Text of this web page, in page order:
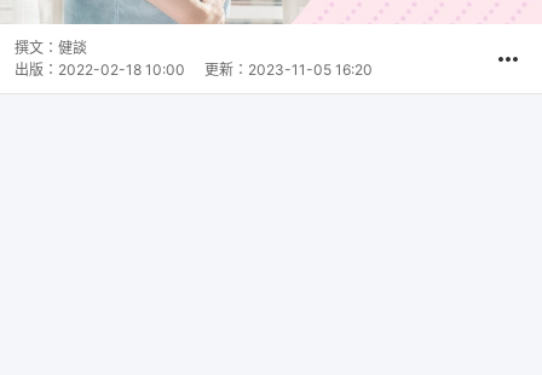
撰文： 健談
出版： 2022-02-18 10:00 更新： 2023-11-05 16:20